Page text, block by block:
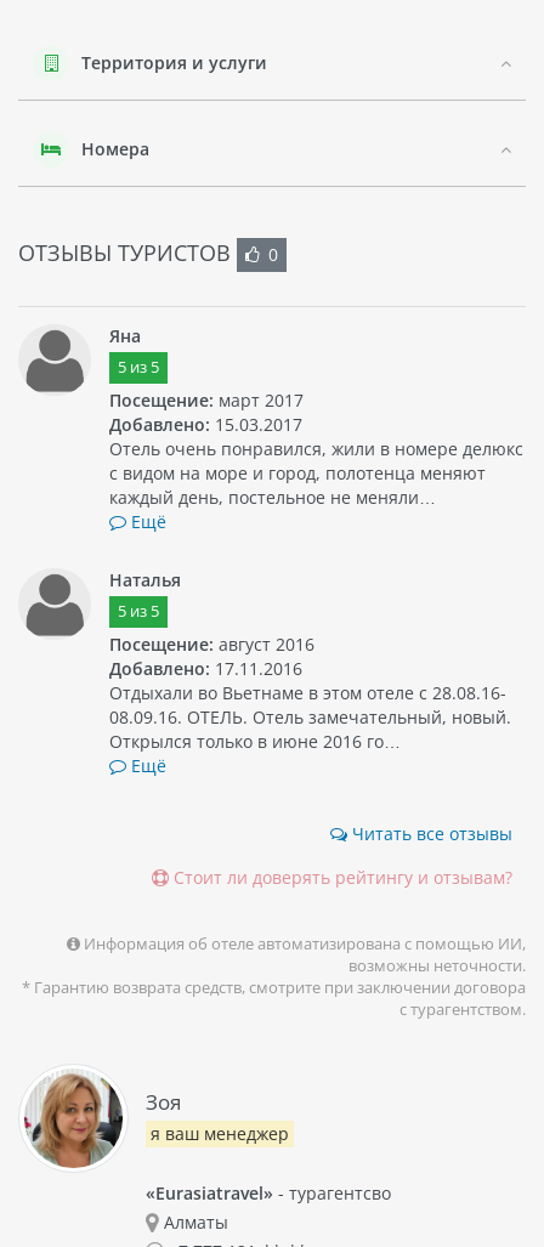
Территория и услуги
Номера
ОТЗЫВЫ ТУРИСТОВ 0
Яна
5из 5
Посещение: март 2017
Добавлено: 15.03.2017
Отель очень понравился, жили в номере делюкс
с видом на море и город, полотенца меняют
каждый день, постельное не меняли…
Ещё
Наталья
5из 5
Посещение: август 2016
Добавлено: 17.11.2016
Отдыхали во Вьетнаме в этом отеле с 28.08.16-
08.09.16. ОТЕЛЬ. Отель замечательный, новый.
Открылся только в июне 2016 го…
Ещё
Читать все отзывы
Стоит ли доверять рейтингу и отзывам?
Информация об отеле автоматизирована с помощью ИИ,
возможны неточности.
* Гарантию возврата средств, смотрите при заключении договора
с турагентством.
Зоя
я ваш менеджер
«Eurasiatravel» - турагентсво
Алматы